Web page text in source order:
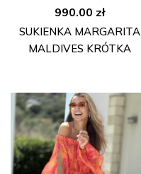
990.00 zł
SUKIENKA MARGARITA
MALDIVES KRÓTKA